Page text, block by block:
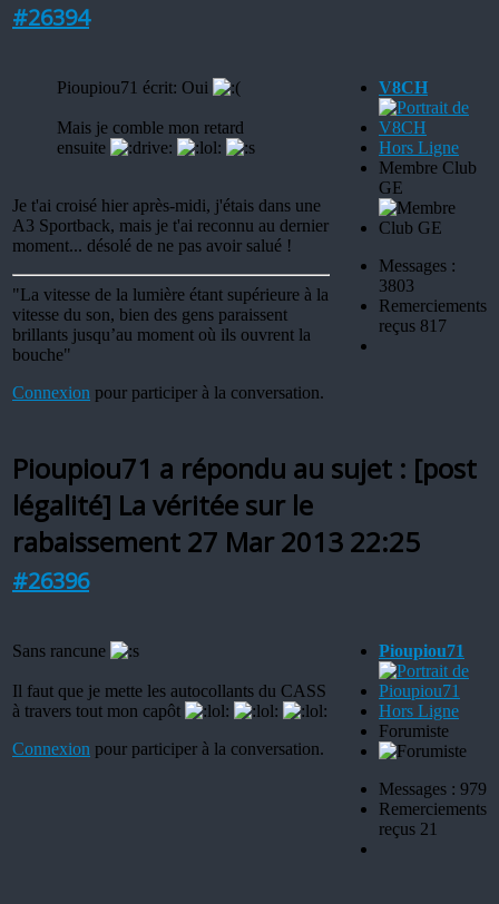
#26394
Pioupiou71 écrit: Oui
Mais je comble mon retard
ensuite
Je t'ai croisé hier après-midi, j'étais dans une
A3 Sportback, mais je t'ai reconnu au dernier
moment... désolé de ne pas avoir salué !
"La vitesse de la lumière étant supérieure à la
vitesse du son, bien des gens paraissent
brillants jusqu’au moment où ils ouvrent la
bouche"
Connexion pour participer à la conversation.
V8CH
Hors Ligne
Membre Club
GE
Messages :
3803
Remerciements
reçus 817
Pioupiou71 a répondu au sujet : [post
légalité] La véritée sur le
rabaissement 27 Mar 2013 22:25
#26396
Sans rancune
Il faut que je mette les autocollants du CASS
à travers tout mon capôt
Connexion pour participer à la conversation.
Pioupiou71
Hors Ligne
Forumiste
Messages : 979
Remerciements
reçus 21